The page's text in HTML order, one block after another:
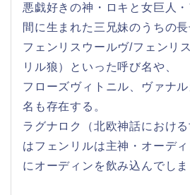
悪戯好きの神・ロキと女巨人
間に生まれた三兄妹のうちの長
フェンリスウールヴ/フェンリ
リル狼）といった呼び名や、
フローズヴィトニル、ヴァナ
名も存在する。
ラグナロク（北欧神話におけ
はフェンリルは主神・オーデ
にオーディンを飲み込んでしま